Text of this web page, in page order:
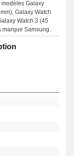
Galaxy
Galaxy Watch
Watch 3 (45
marque Samsung.
se marie
assurant un